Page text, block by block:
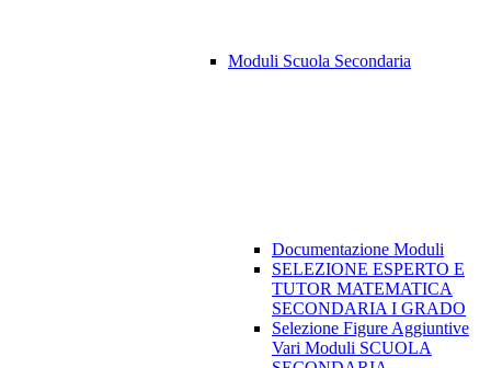
Moduli Scuola Secondaria
Documentazione Moduli
SELEZIONE ESPERTO E
TUTOR MATEMATICA
SECONDARIA I GRADO
Selezione Figure Aggiuntive
Vari Moduli SCUOLA